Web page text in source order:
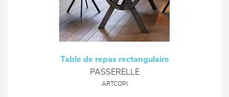
Table de repas rectangulaire
PASSERELLE
ARTCOPI